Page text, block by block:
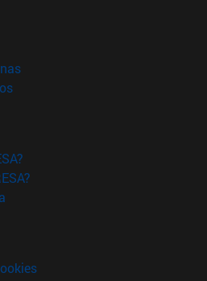
ventana)
(abre en nueva ventana)
(abre en nueva ventana)